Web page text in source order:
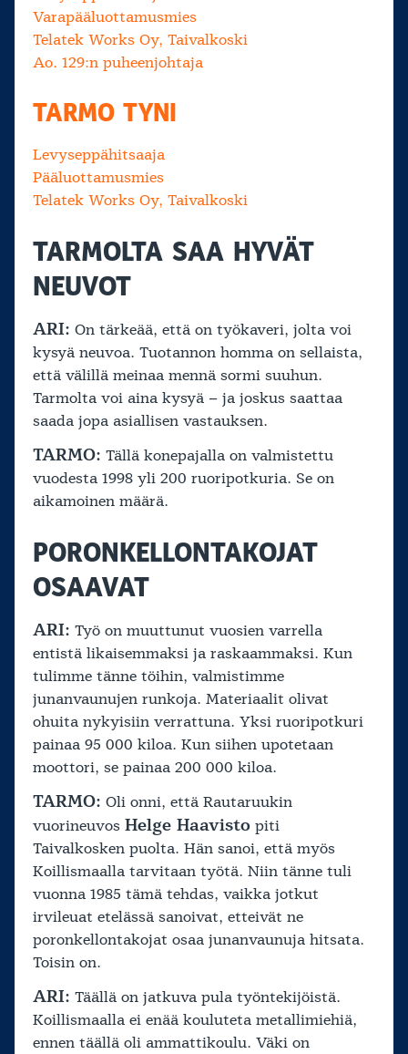
Varapääluottamusmies
Telatek Works Oy, Taivalkoski
Ao. 129:n puheenjohtaja
TARMO TYNI
Levyseppähitsaaja
Pääluottamusmies
Telatek Works Oy, Taivalkoski
TARMOLTA SAA HYVÄT
NEUVOT
ARI: On tärkeää, että on työkaveri, jolta voi
kysyä neuvoa. Tuotannon homma on sellaista,
että välillä meinaa mennä sormi suuhun.
Tarmolta voi aina kysyä – ja joskus saattaa
saada jopa asiallisen vastauksen.
TARMO: Tällä konepajalla on valmistettu
vuodesta 1998 yli 200 ruoripotkuria. Se on
aikamoinen määrä.
PORONKELLONTAKOJAT
OSAAVAT
ARI: Työ on muuttunut vuosien varrella
entistä likaisemmaksi ja raskaammaksi. Kun
tulimme tänne töihin, valmistimme
junanvaunujen runkoja. Materiaalit olivat
ohuita nykyisiin verrattuna. Yksi ruoripotkuri
painaa 95 000 kiloa. Kun siihen upotetaan
moottori, se painaa 200 000 kiloa.
TARMO: Oli onni, että Rautaruukin
vuorineuvos Helge Haavisto piti
Taivalkosken puolta. Hän sanoi, että myös
Koillismaalla tarvitaan työtä. Niin tänne tuli
vuonna 1985 tämä tehdas, vaikka jotkut
irvileuat etelässä sanoivat, etteivät ne
poronkellontakojat osaa junanvaunuja hitsata.
Toisin on.
ARI: Täällä on jatkuva pula työntekijöistä.
Koillismaalla ei enää kouluteta metallimiehiä,
ennen täällä oli ammattikoulu. Väki on